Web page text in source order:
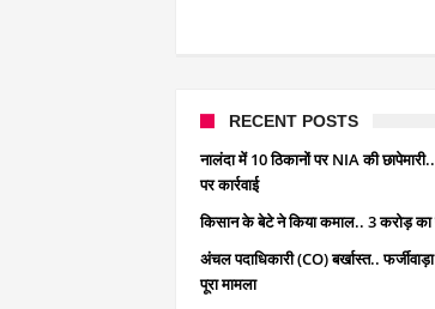
RECENT POSTS
नालंदा में 10 ठिकानों पर NIA की
पर कार्रवाई
किसान के बेटे ने किया कमाल.. 3 करोड़
अंचल पदाधिकारी (CO) बर्खास्त..
पूरा मामला